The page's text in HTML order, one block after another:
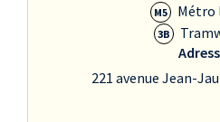
M5 Métro
3B
221 avenue Jean-